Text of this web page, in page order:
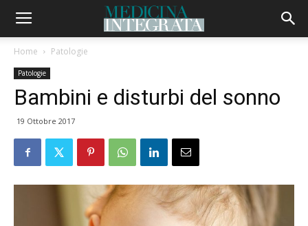
Home Patologie
Patologie
Bambini e disturbi del sonno
19 Ottobre 2017